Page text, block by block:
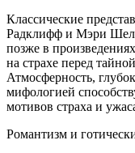
Классические
Радклифф и Мэри
позже в
на страхе перед
Атмосферность,
мифологией
мотивов страха и
Романтизм и